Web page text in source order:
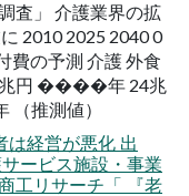
査」 介護業界の拡
2010 2025 2040 0
費の予測 介護 外食
円 ����年 24兆
推測値）
経営が悪化 出
ービス施設・事業
工リサーチ「 『老